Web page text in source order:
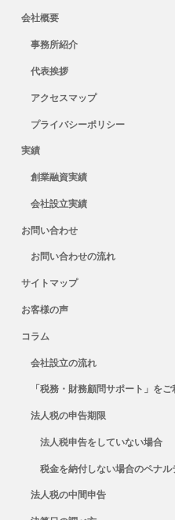
会社概要
事務所紹介
代表挨拶
アクセスマップ
プライバシーポリシー
実績
創業融資実績
会社設立実績
お問い合わせ
お問い合わせの流れ
サイトマップ
お客様の声
コラム
会社設立の流れ
「税務・財務顧問サポート」を
法人税の申告期限
法人税申告をしていない場合
税金を納付しない場合のペナル
法人税の中間申告